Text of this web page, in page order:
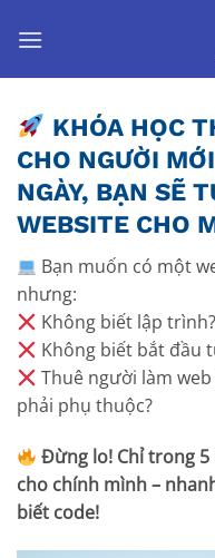
KHÓA HỌC
CHO NGƯỜI
NGÀY, BẠN SẼ
WEBSITE CHO
Bạn muốn có một
nhưng:
Không biết lập trình?
Không biết bắt đầu
Thuê người làm
phải phụ thuộc?
Đừng lo! Chỉ trong 5
cho chính mình –
biết code!